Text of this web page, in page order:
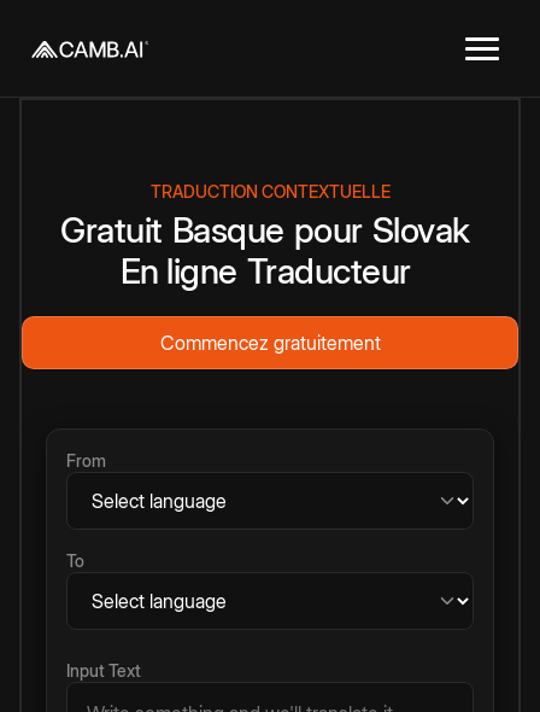
TRADUCTION CONTEXTUELLE
Gratuit Basque pour Slovak
En ligne Traducteur
Commencez gratuitement
From
To
Input Text